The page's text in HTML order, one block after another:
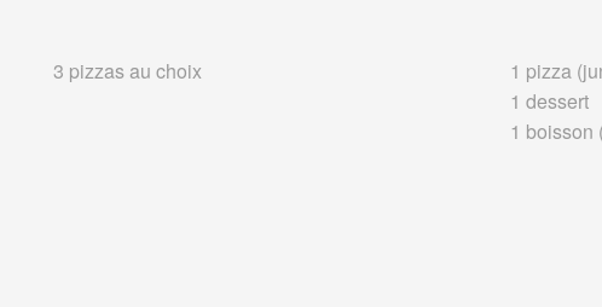
3 pizzas au choix
1 pizza
1 dessert
1 boisson